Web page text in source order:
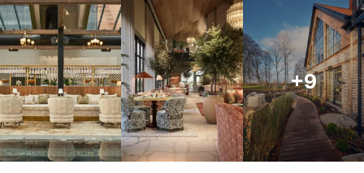
Bergen
Hela Danmark
Done
+9